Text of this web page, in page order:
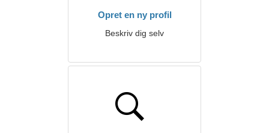
Opret en ny profil
Beskriv dig selv